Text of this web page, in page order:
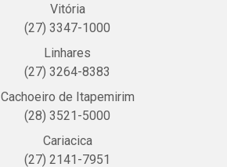
Vitória
(27) 3347-1000
Linhares
(27) 3264-8383
Cachoeiro de Itapemirim
(28) 3521-5000
Cariacica
(27) 2141-7951